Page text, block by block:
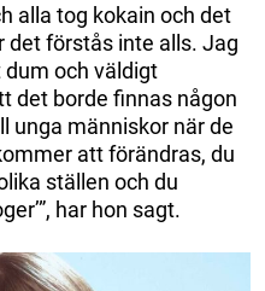
alla tog kokain och det
förstås inte alls. Jag
dum och väldigt
det borde finnas någon
unga människor när de
att förändras, du
ställen och du
har hon sagt.